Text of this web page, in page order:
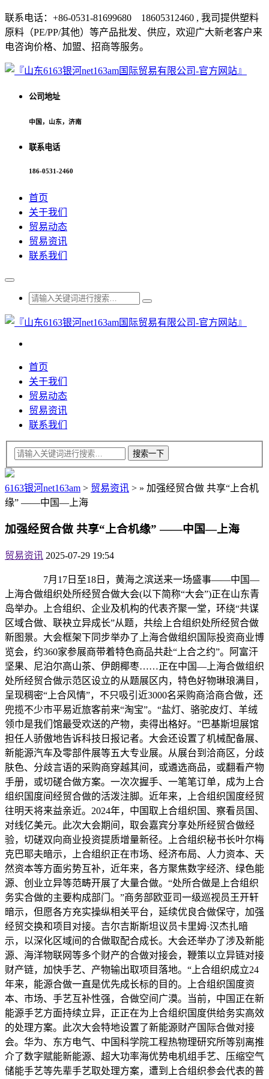
联系电话：+86-0531-81699680 18605312460 , 我司提供塑料
原料（PE/PP/其他）等产品批发、供应，欢迎广大新老客户来
电咨询价格、加盟、招商等服务。
公司地址
中国，山东，济南
联系电话
186-0531-2460
首页
关于我们
贸易动态
贸易资讯
联系我们
首页
关于我们
贸易动态
贸易资讯
联系我们
6163银河net163am > 贸易资讯 > » 加强经贸合做 共享“上合机
缘” ——中国—上海
加强经贸合做 共享“上合机缘” ——中国—上海
贸易资讯 2025-07-29 19:54
7月17日至18日，黄海之滨送来一场盛事——中国—
上海合做组织处所经贸合做大会(以下简称“大会”)正在山东青
岛举办。上合组织、企业及机构的代表齐聚一堂，环绕“共谋
区域合做、联袂立异成长”从题，共绘上合组织处所经贸合做
新图景。大会框架下同步举办了上海合做组织国际投资商业博
览会，约360家参展商带着特色商品共赴“上合之约”。阿富汗
坚果、尼泊尔高山茶、伊朗椰枣……正在中国—上海合做组织
处所经贸合做示范区设立的从题展区内，特色好物琳琅满目，
呈现稠密“上合风情”，不只吸引近3000名采购商洽商合做，还
兜揽不少市平易近旅客前来“淘宝”。“盐灯、骆驼皮灯、羊绒
领巾是我们馆最受欢送的产物，卖得出格好。”巴基斯坦展馆
担任人骄傲地告诉科技日报记者。大会还设置了机械配备展、
新能源汽车及零部件展等五大专业展。从展台到洽商区，分歧
肤色、分歧言语的采购商穿越其间，或遴选商品，或翻看产物
手册，或切磋合做方案。一次次握手、一笔笔订单，成为上合
组织国度间经贸合做的活泼注脚。近年来，上合组织国度经贸
往明天将来益亲近。2024年，中国取上合组织国、察看员国、
对线亿美元。此次大会期间，取会嘉宾分享处所经贸合做经
验，切磋双向商业投资提质增量新径。上合组织秘书长叶尔梅
克巴耶夫暗示，上合组织正在市场、经济布局、人力资本、天
然资本等方面劣势互补，近年来，各方聚焦数字经济、绿色能
源、创业立异等范畴开展了大量合做。“处所合做是上合组织
务实合做的主要构成部门。”商务部欧亚司一级巡视员王开轩
暗示，但愿各方充实操纵相关平台，延续优良合做保守，加强
经贸交换和项目对接。吉尔吉斯斯坦议员卡里姆·汉杰扎暗
示，以深化区域间的合做取配合成长。大会还举办了涉及新能
源、海洋物联网等多个财产的合做对接会，鞭策以立异链对接
财产链，加快手艺、产物输出取项目落地。“上合组织成立24
年来，能源合做一直是优先成长标的目的。上合组织国度资
本、市场、手艺互补性强，合做空间广漠。当前，中国正在新
能源手艺方面持续立异，正正在为上合组织国度供给务实高效
的处理方案。此次大会特地设置了新能源财产国际合做对接
会。华为、东方电气、中国科学院工程热物理研究所等别离推
介了数字赋能新能源、超大功率海优势电机组手艺、压缩空气
储能手艺等先辈手艺取处理方案，遭到上合组织参会代表的普